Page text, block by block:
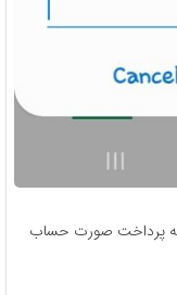
پرداخت صورت حساب